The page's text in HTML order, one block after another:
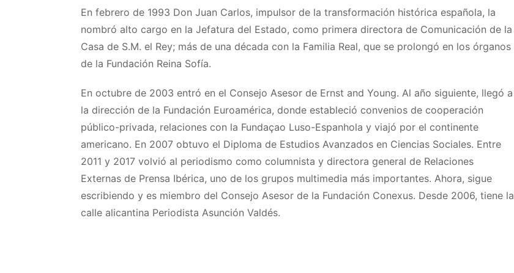
En febrero de 1993 Don Juan Carlos, impulsor de la transformación histórica española, la
nombró alto cargo en la Jefatura del Estado, como primera directora de Comunicación de la
Casa de S.M. el Rey; más de una década con la Familia Real, que se prolongó en los órganos
de la Fundación Reina Sofía.
En octubre de 2003 entró en el Consejo Asesor de Ernst and Young. Al año siguiente, llegó a
la dirección de la Fundación Euroamérica, donde estableció convenios de cooperación
público-privada, relaciones con la Fundaçao Luso-Espanhola y viajó por el continente
americano. En 2007 obtuvo el Diploma de Estudios Avanzados en Ciencias Sociales. Entre
2011 y 2017 volvió al periodismo como columnista y directora general de Relaciones
Externas de Prensa Ibérica, uno de los grupos multimedia más importantes. Ahora, sigue
escribiendo y es miembro del Consejo Asesor de la Fundación Conexus. Desde 2006, tiene la
calle alicantina Periodista Asunción Valdés.